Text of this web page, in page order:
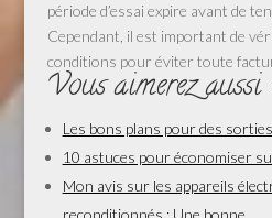
période d’essai expire avant de
Cependant, il est important de
conditions pour éviter toute
Vous aimerez aussi :
Les bons plans pour des
10 astuces pour économiser
Mon avis sur les appareils